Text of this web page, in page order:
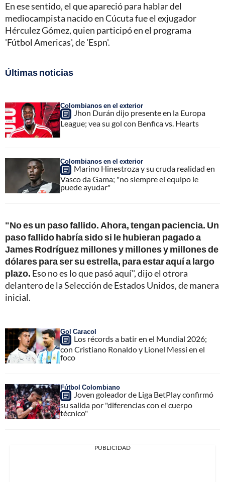
En ese sentido, el que apareció para hablar del
mediocampista nacido en Cúcuta fue el exjugador
Hérculez Gómez, quien participó en el programa
'Fútbol Americas', de 'Espn'.
Últimas noticias
Colombianos en el exterior
Jhon Durán dijo presente en la Europa
League; vea su gol con Benfica vs. Hearts
Colombianos en el exterior
Marino Hinestroza y su cruda realidad en
Vasco da Gama; "no siempre el equipo le
puede ayudar"
"No es un paso fallido. Ahora, tengan paciencia. Un
paso fallido habría sido si le hubieran pagado a
James Rodríguez millones y millones y millones de
dólares para ser su estrella, para estar aquí a largo
plazo. Eso no es lo que pasó aquí", dijo el otrora
delantero de la Selección de Estados Unidos, de manera
inicial.
Gol Caracol
Los récords a batir en el Mundial 2026;
con Cristiano Ronaldo y Lionel Messi en el
foco
Fútbol Colombiano
Joven goleador de Liga BetPlay confirmó
su salida por "diferencias con el cuerpo
técnico"
PUBLICIDAD